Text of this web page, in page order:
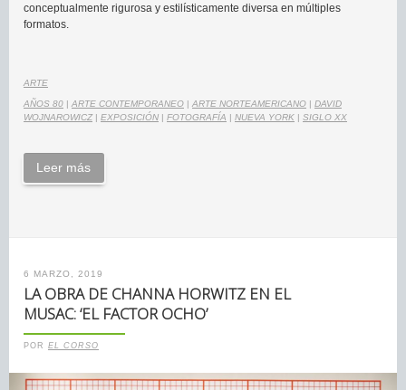
conceptualmente rigurosa y estilísticamente diversa en múltiples
formatos.
ARTE
AÑOS 80 | ARTE CONTEMPORANEO | ARTE NORTEAMERICANO | DAVID
WOJNAROWICZ| EXPOSICIÓN | FOTOGRAFÍA | NUEVA YORK | SIGLO XX
Leer más
6 MARZO, 2019
LA OBRA DE CHANNA HORWITZ EN EL
MUSAC: ‘EL FACTOR OCHO’
POR EL CORSO